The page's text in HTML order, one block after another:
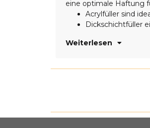
eine optimale Haftung
Acrylfüller sind
Dickschichtfüller
Weiterlesen